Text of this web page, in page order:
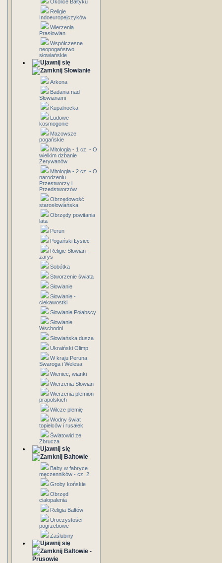
Okolice Bałtyku
Religie
Indoeuropejczyków
Wierzenia
Prasłowian
Współczesne
neopogaństwo
słowiańskie
Słowianie
Arkona
Badania nad
Słowianami
Kupalnocka
Ludowe
kosmogonie
Mazowsze
pogańskie
Mitologia - 1 cz. - O
wielkim dzbanie
Zerywanów
Mitologia - 2 cz. - O
narodzeniu
Przestworzy i
Przedstworzów
Obrzędowość
starosłowiańska
Obrzędy powitania
lata
Perun
Pogański Łysiec
Religie Słowian -
zarys
Sobótka
Stworzenie świata
Słowianie
Słowianie -
ciekawostki
Słowianie Połabscy
Słowianie
Wschodni
Słowiańska dusza
Ukraiński Olimp
W kraju Peruna,
Swaroga i Welesa
Wieniec, wianki
Wierzenia Słowian
Wierzenia plemion
prapolskich
Wilcze plemię
Wodny świat
topielców i rusałek
Światowid ze
Zbrucza
Bałtowie
Baby w fabryce
męczenników - cz. 2
Groby końskie
Obrzęd
ciałopalenia
Religia Bałtów
Uroczystości
pogrzebowe
Zaślubiny
Bałtowie -
Prusowie